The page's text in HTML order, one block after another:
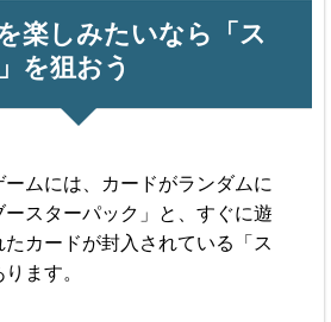
楽しみたいなら「ス
を狙おう
ムには、カードがランダムに
スターパック」と、すぐに遊
カードが封入されている「ス
ます。